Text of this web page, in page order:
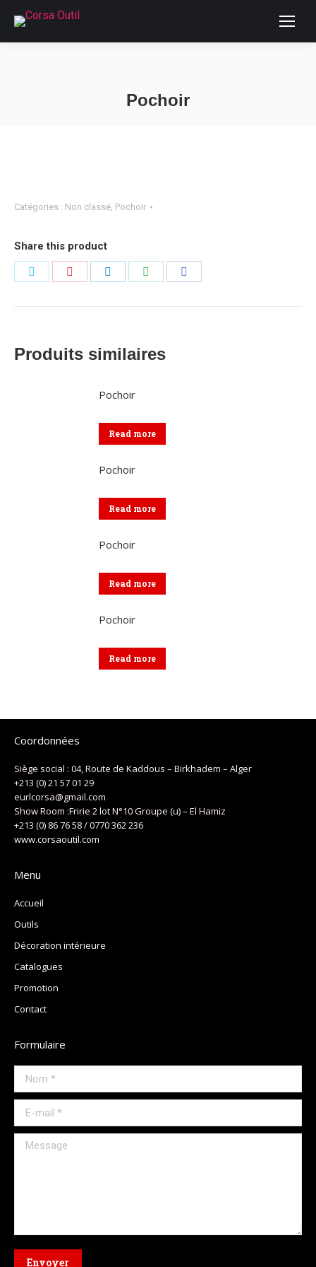
Pochoir
Catégories : Non classé, Pochoir
Share this product
Partager Partager Partager Partager
Produits similaires
Pochoir
Read more
Pochoir
Read more
Pochoir
Read more
Pochoir
Read more
Coordonnées
Siège social : 04, Route de Kaddous – Birkhadem – Alger
+213 (0) 21 57 01 29
eurlcorsa@gmail.com
Show Room :Fririe 2 lot N°10 Groupe (u) – El Hamiz
+213 (0) 86 76 58 / 0770 362 236
www.corsaoutil.com
Menu
Accueil
Outils
Décoration intérieure
Catalogues
Promotion
Contact
Formulaire
Nom *
E-mail *
Message
Envoyer